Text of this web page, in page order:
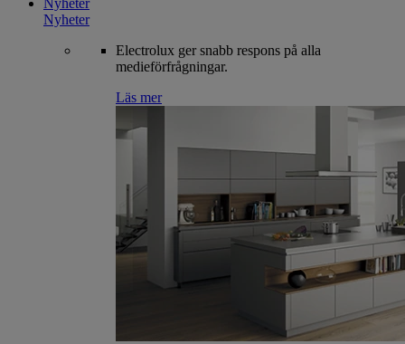
Nyheter
Nyheter
Electrolux ger snabb respons på alla
medieförfrågningar.
Läs mer